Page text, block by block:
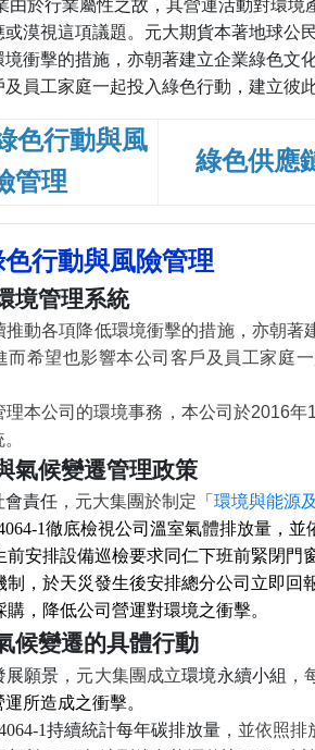
由於行業屬性之故，其營運活動對環
或漠視這項議題。元大期貨本著地球公
境衝擊的措施，亦朝著建立企業綠色文
員工家庭一起投入綠色行動，建立彼
色行動與風
管理
綠色供應
行動與風險管理
境管理系統
推動各項降低環境衝擊的措施，亦朝
而希望也影響本公司客戶及員工家庭
理本公司的環境事務，本公司於2016年
氣候變遷管理政策
會責任 ，元大集團於制定 「 環境與能源
1徹底檢視公司溫室氣體排放量，並
前安排設備巡檢要求同仁下班前緊閉門
制，於天災發生後安排總分公司立即回
購，降低公司營運對環境之衝擊。
候變遷的具體行動
展願景 ，元大集團成立環境永續小組 ，
所造成之衝擊。
1持續統計每年碳排放量 ，並依照排